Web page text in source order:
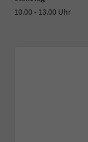
10.00 - 13.00 Uhr